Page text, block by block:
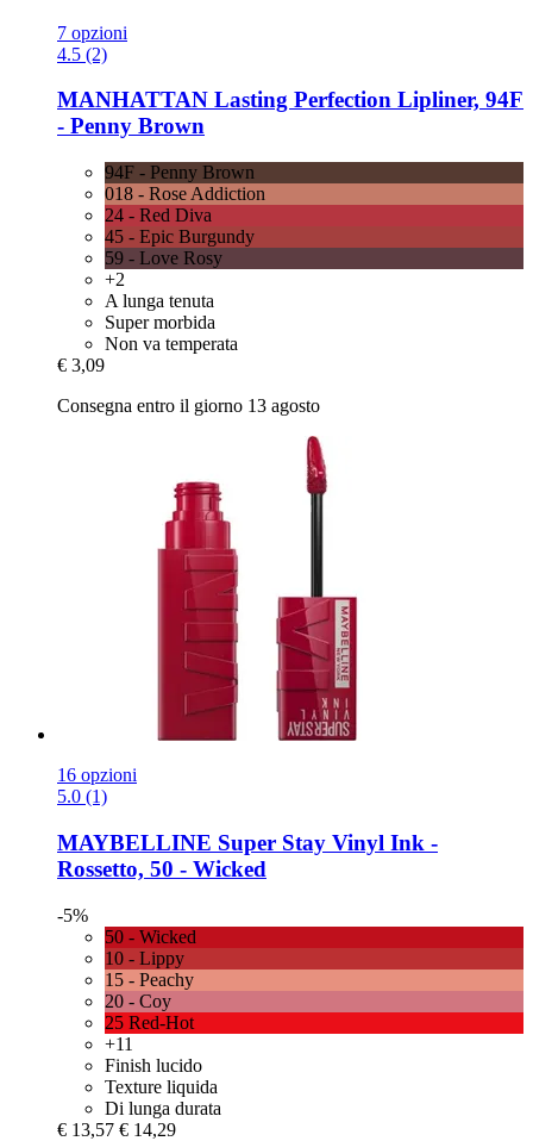
7 opzioni
4.5 (2)
MANHATTAN Lasting Perfection Lipliner, 94F
-​ Penny Brown
94F - Penny Brown
018 - Rose Addiction
24 - Red Diva
45 - Epic Burgundy
59 - Love Rosy
+2
A lunga tenuta
Super morbida
Non va temperata
€ 3,09
Consegna entro il giorno 13 agosto
16 opzioni
5.0 (1)
MAYBELLINE Super Stay Vinyl Ink -​
Rossetto, 50 -​ Wicked
-5%
50 - Wicked
10 - Lippy
15 - Peachy
20 - Coy
25 Red-Hot
+11
Finish lucido
Texture liquida
Di lunga durata
€ 13,57 € 14,29